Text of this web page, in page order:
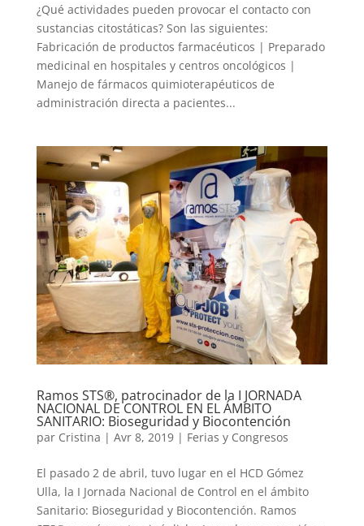
¿Qué actividades pueden provocar el contacto con
sustancias citostáticas? Son las siguientes:
Fabricación de productos farmacéuticos | Preparado
medicinal en hospitales y centros oncológicos |
Manejo de fármacos quimioterapéuticos de
administración directa a pacientes...
Ramos STS®, patrocinador de la I JORNADA
NACIONAL DE CONTROL EN EL ÁMBITO
SANITARIO: Bioseguridad y Biocontención
par Cristina | Avr 8, 2019| Ferias y Congresos
El pasado 2 de abril, tuvo lugar en el HCD Gómez
Ulla, la I Jornada Nacional de Control en el ámbito
Sanitario: Bioseguridad y Biocontención. Ramos